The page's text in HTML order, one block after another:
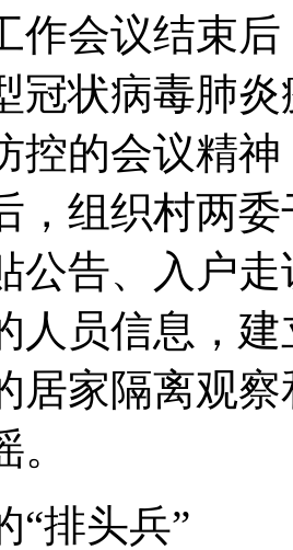
作会议结束
冠状病毒肺
控的会议精
，组织村两
公告、入户
人员信息，
居家隔离观
“排头兵”